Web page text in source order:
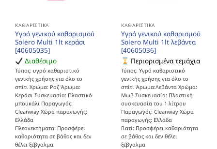
ΚΑΘΑΡΙΣΤΙΚΆ
Υγρό γενικού καθαρισμού
Solero Multi 1lt κεράσι
[40605035]
Διαθέσιμο
Τύπος: υγρό καθαριστικό
γενικής χρήσης για όλο το
σπίτι Χρώμα: Ροζ Άρωμα:
Κεράσι Συσκευασία: Πλαστικό
μπουκάλι Παραγωγός:
Cleanway Χώρα παραγωγής:
Ελλάδα
Πλεονεκτήματα: Προσφέρει
καθαριότητα σε βάθος και δεν
θέλει ξέβγαλμα.
ΚΑΘΑΡΙΣΤΙΚΆ
Υγρό γενικού καθαρισμού
Solero Multi 1lt λεβάντα
[40605036]
Περιορισμένα τεμάχια
Τύπος: Υγρό καθαριστικό
γενικής χρήσης για όλο το
σπίτι Άρωμα:Λεβάντα Χρώμα:
Μωβ Συσκευασία: Πλαστική
συσκευασία του 1 λίτρου
Παραγωγός: Cleanway Χώρα
παραγωγής: Ελλάδα
Γιατί: Προσφέρει καθαριότητα
σε βάθος και δεν θέλει
ξέβγαλμα